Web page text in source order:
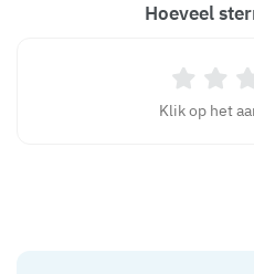
Hoeveel
Klik op het